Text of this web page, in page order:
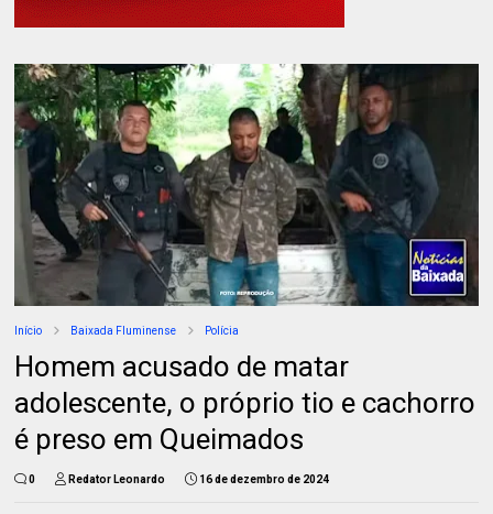
Início Baixada Fluminense Polícia
Homem acusado de matar
adolescente, o próprio tio e cachorro
é preso em Queimados
0 Redator Leonardo 16 de dezembro de 2024